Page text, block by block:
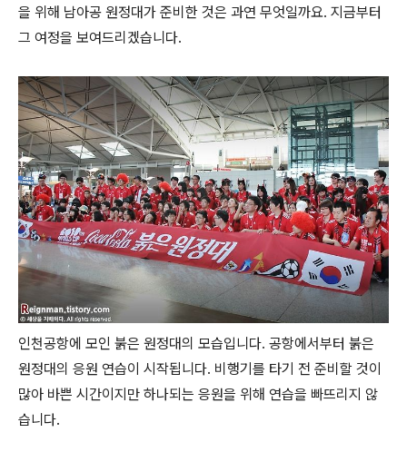
을 위해 남아공 원정대가 준비한 것은 과연 무엇일까요. 지금부터
그 여정을 보여드리겠습니다.
인천공항에 모인 붉은 원정대의 모습입니다. 공항에서부터 붉은
원정대의 응원 연습이 시작됩니다. 비행기를 타기 전 준비할 것이
많아 바쁜 시간이지만 하나되는 응원을 위해 연습을 빠뜨리지 않
습니다.